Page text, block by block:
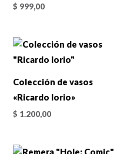
$ 999,00
Colección de vasos
«Ricardo Iorio»
$ 1.200,00